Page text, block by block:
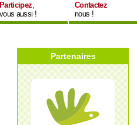
Participez,
vous aussi !
Contactez
nous !
Partenaires